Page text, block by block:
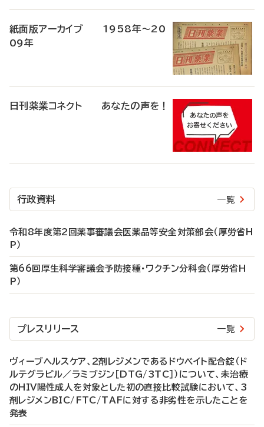
紙面版アーカイブ 1958年～20
09年
日刊薬業コネクト あなたの声を！
行政資料 一覧
令和8年度第2回薬事審議会医薬品等安全対策部会（厚労省H
P）
第66回厚生科学審議会予防接種・ワクチン分科会（厚労省H
P）
プレスリリース 一覧
ヴィーブヘルスケア、2剤レジメンであるドウベイト配合錠（ド
ルテグラビル／ラミブジン［DTG/3TC］）について、未治療
のHIV陽性成人を対象とした初の直接比較試験において、3
剤レジメンBIC/FTC/TAFに対する非劣性を示したことを
発表